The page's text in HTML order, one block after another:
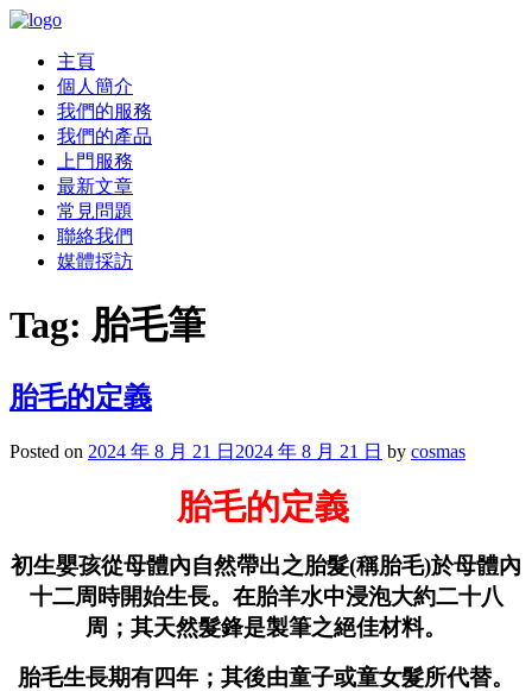
主頁
個人簡介
我們的服務
我們的產品
上門服務
最新文章
常見問題
聯絡我們
媒體採訪
Tag: 胎毛筆
胎毛的定義
Posted on 2024 年 8 月 21 日 2024 年 8 月 21 日 by cosmas
胎毛的定義
初生嬰孩從母體內自然帶出之胎髮(稱胎毛)於母體內
十二周時開始生長。在胎羊水中浸泡大約二十八
周；其天然髮鋒是製筆之絕佳材料。
胎毛生長期有四年；其後由童子或童女髮所代替。